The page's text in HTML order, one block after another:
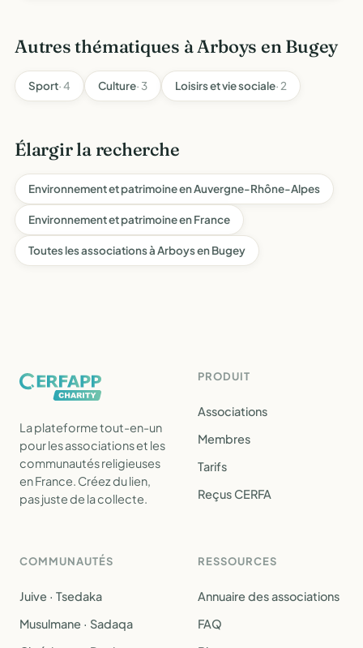
Autres thématiques à Arboys en Bugey
Sport· 4 Culture· 3 Loisirs et vie sociale· 2
Élargir la recherche
Environnement et patrimoine en Auvergne-Rhône-Alpes
Environnement et patrimoine en France
Toutes les associations à Arboys en Bugey
La plateforme tout-en-un
pour les associations et les
communautés religieuses
en France. Créez du lien,
pas juste de la collecte.
PRODUIT
Associations
Membres
Tarifs
Reçus CERFA
COMMUNAUTÉS
Juive · Tsedaka
Musulmane · Sadaqa
RESSOURCES
Annuaire des associations
FAQ